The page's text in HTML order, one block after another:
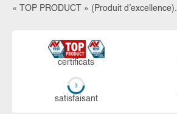
« TOP PRODUCT » (Produit d’excellence).
certi­ficats
sa­tis­fai­sant